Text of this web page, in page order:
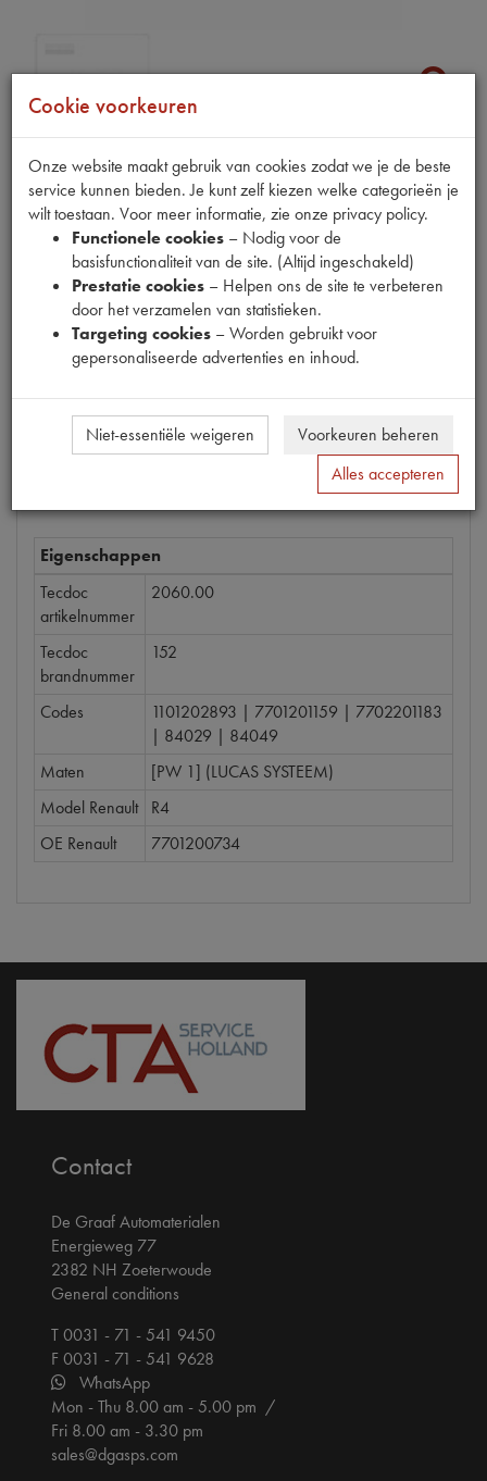
Fabrikant
R4
Productnummer
2220010
Prijs
€ 16,92 (€13,98
Bestel
Eigenschappen
Tecdoc
artikelnummer
2060.00
Tecdoc
brandnummer
152
Codes
1101202893 | 7701201159 | 7702201183
| 84029 | 84049
Maten
[PW 1] (LUCAS SYSTEEM)
Model Renault
R4
OE Renault
7701200734
Contact
De Graaf Automaterialen
Energieweg 77
2382 NH Zoeterwoude
General conditions
T 0031 - 71 - 541 9450
F 0031 - 71 - 541 9628
WhatsApp
Mon - Thu 8.00 am - 5.00 pm /
Fri 8.00 am - 3.30 pm
sales@dgasps.com
Cookie voorkeuren
Onze website maakt gebruik van cookies zodat we je de beste
service kunnen bieden. Je kunt zelf kiezen welke categorieën je
wilt toestaan. Voor meer informatie, zie onze privacy policy.
Functionele cookies – Nodig voor de
basisfunctionaliteit van de site. (Altijd ingeschakeld)
Prestatie cookies – Helpen ons de site te verbeteren
door het verzamelen van statistieken.
Targeting cookies – Worden gebruikt voor
gepersonaliseerde advertenties en inhoud.
Niet-essentiële weigeren
Voorkeuren beheren
Alles accepteren